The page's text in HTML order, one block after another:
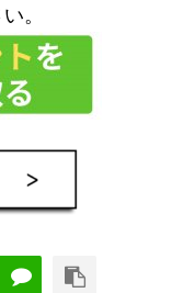
。